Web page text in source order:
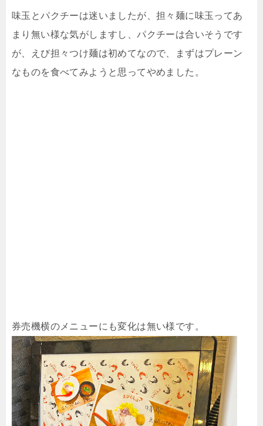
味玉とパクチーは迷いましたが、担々麺に味玉ってあ
まり無い様な気がしますし、パクチーは合いそうです
が、えび担々つけ麺は初めてなので、まずはプレーン
なものを食べてみようと思ってやめました。
券売機横のメニューにも変化は無い様です。